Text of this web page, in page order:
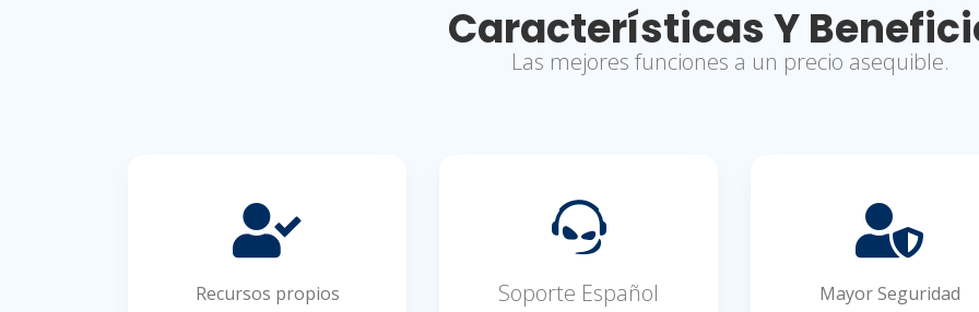
Características Y
Las mejores funciones a un precio asequible.
Recursos propios Soporte Español Mayor Seguridad